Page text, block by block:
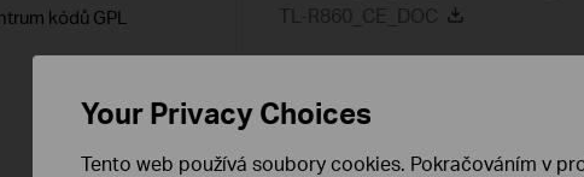
kódů GPL
TL-R860_CE_DOC
Nástroj
Your Privacy Choices
Tento web používá soubory cookies. Pokračováním v